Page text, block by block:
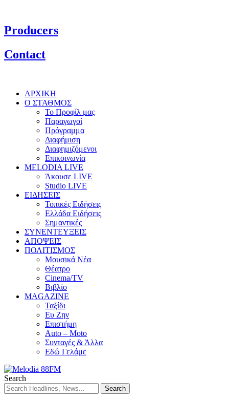
Producers
Contact
ΑΡΧΙΚΗ
Ο ΣΤΑΘΜΟΣ
Το Προφίλ μας
Παραγωγοί
Πρόγραμμα
Διαφήμιση
Διαφημιζόμενοι
Επικοινωνία
MELODIA LIVE
Άκουσε LIVE
Studio LIVE
ΕΙΔΗΣΕΙΣ
Τοπικές Ειδήσεις
Ελλάδα Ειδήσεις
Σημαντικές
ΣΥΝΕΝΤΕΥΞΕΙΣ
ΑΠΟΨΕΙΣ
ΠΟΛΙΤΙΣΜΟΣ
Μουσικά Νέα
Θέατρο
Cinema/TV
Βιβλίο
MAGAZINE
Ταξίδι
Ευ Ζην
Επιστήμη
Auto – Moto
Συνταγές & Άλλα
Εδώ Γελάμε
Search